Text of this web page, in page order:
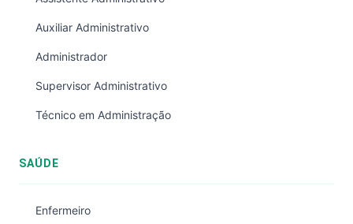
Auxiliar Administrativo
Administrador
Supervisor Administrativo
Técnico em Administração
SAÚDE
Enfermeiro